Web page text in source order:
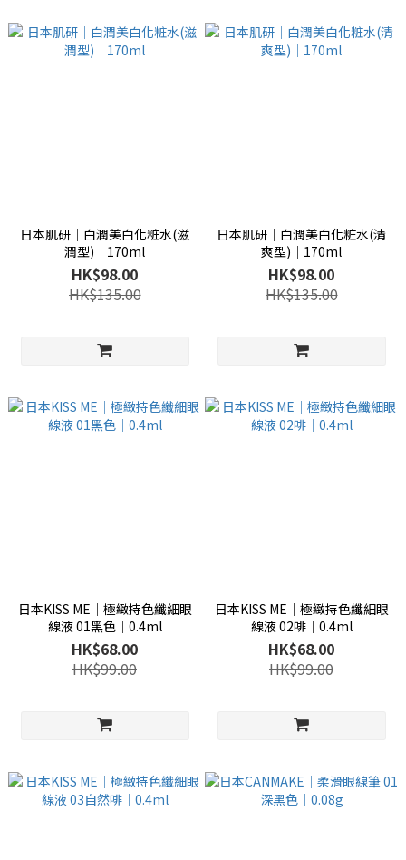
日本肌研│白潤美白化粧水(滋
潤型)│170ml
HK$98.00
HK$135.00
日本肌研│白潤美白化粧水(清
爽型)│170ml
HK$98.00
HK$135.00
日本KISS ME│極緻持色纖細眼
線液 01黑色│0.4ml
HK$68.00
HK$99.00
日本KISS ME│極緻持色纖細眼
線液 02啡│0.4ml
HK$68.00
HK$99.00